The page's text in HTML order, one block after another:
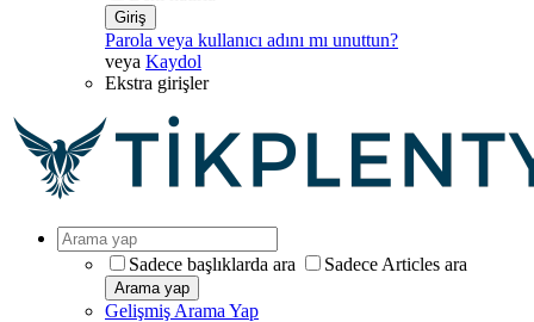
Giriş
Parola veya kullanıcı adını mı unuttun?
veya Kaydol
Ekstra girişler
Sadece başlıklarda ara Sadece Articles ara
Arama yap
Gelişmiş Arama Yap